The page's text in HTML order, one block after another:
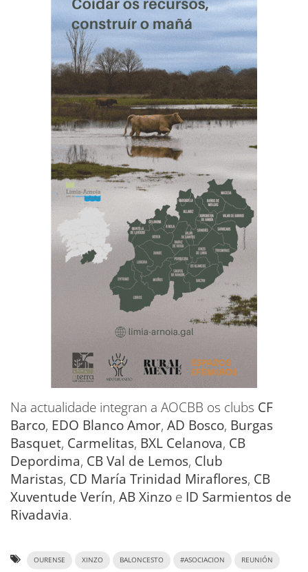
Na actualidade integran a AOCBB os clubs CF
Barco, EDO Blanco Amor, AD Bosco, Burgas
Basquet, Carmelitas, BXL Celanova, CB
Depordima, CB Val de Lemos, Club
Maristas, CD María Trinidad Miraflores, CB
Xuventude Verín, AB Xinzo e ID Sarmientos de
Rivadavia.
OURENSE XINZO BALONCESTO #ASOCIACION REUNIÓN